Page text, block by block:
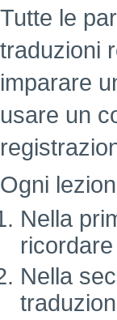
Tutte le
traduzioni
imparare
usare un
Ogni
Nella
Nella